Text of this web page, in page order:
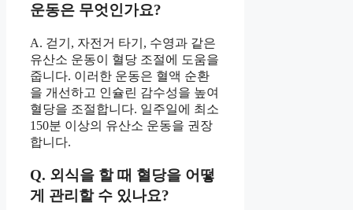
운동은 무엇인가요?
A. 걷기, 자전거 타기, 수영과 같은
유산소 운동이 혈당 조절에 도움을
줍니다. 이러한 운동은 혈액 순환
을 개선하고 인슐린 감수성을 높여
혈당을 조절합니다. 일주일에 최소
150분 이상의 유산소 운동을 권장
합니다.
Q. 외식을 할 때 혈당을 어떻
게 관리할 수 있나요?